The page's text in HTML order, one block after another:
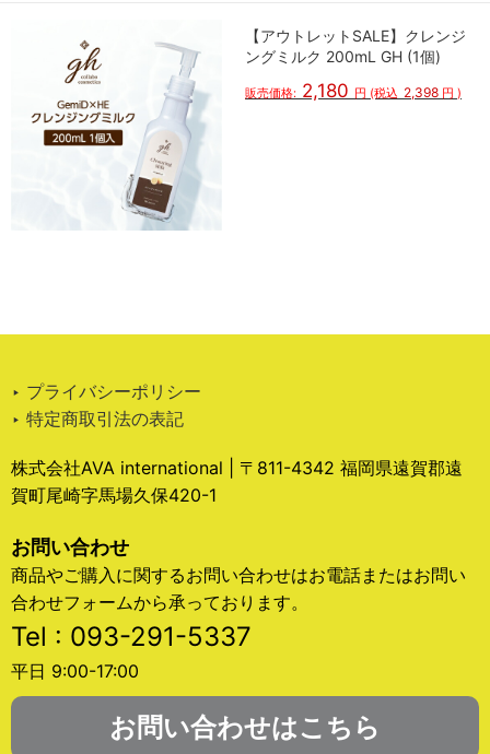
【アウトレットSALE】クレンジ
ングミルク 200mL GH (1個)
販売価格: 2,180 円 (税込 2,398 円 )
‣ プライバシーポリシー
‣ 特定商取引法の表記
株式会社AVA international | 〒811-4342 福岡県遠賀郡遠
賀町尾崎字馬場久保420-1
お問い合わせ
商品やご購入に関するお問い合わせはお電話またはお問い
合わせフォームから承っております。
Tel : 093-291-5337
平日 9:00-17:00
お問い合わせはこちら